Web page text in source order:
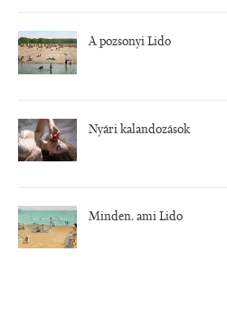
A pozsonyi Lido
Nyári kalandozások
Minden, ami Lido